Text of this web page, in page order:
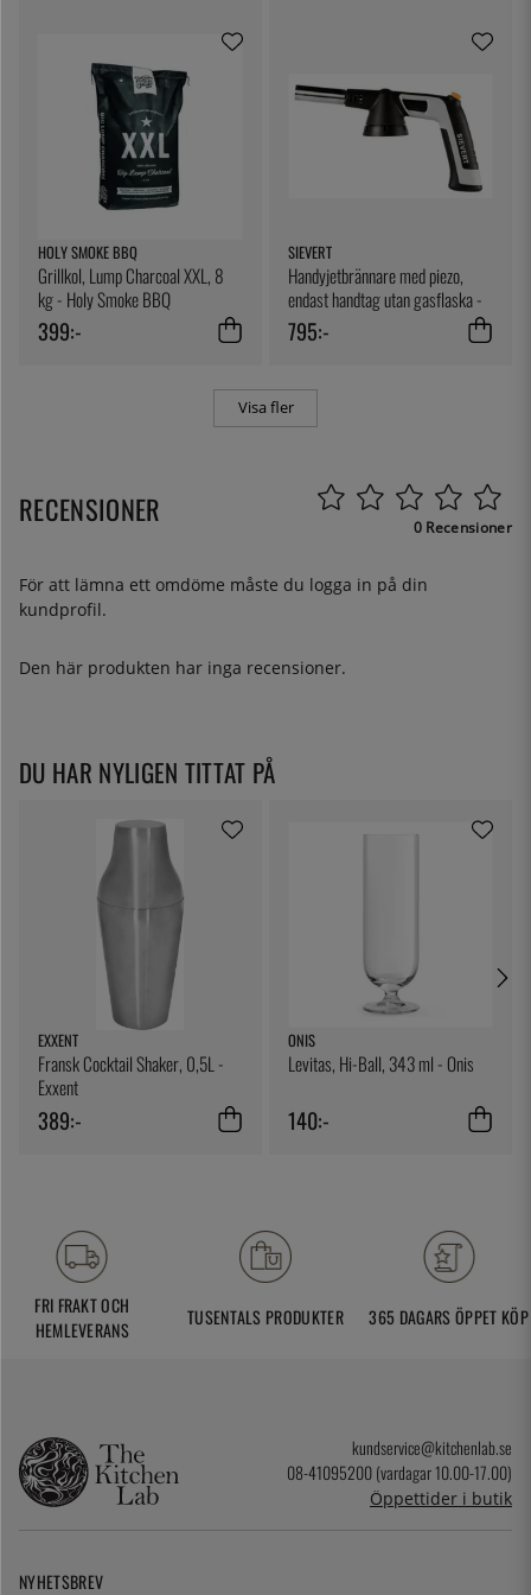
HOLY SMOKE BBQ
Grillkol, Lump Charcoal XXL, 8
kg - Holy Smoke BBQ
399:-
SIEVERT
Handyjetbrännare med piezo,
endast handtag utan gasflaska -
Sievert
795:-
Visa fler
RECENSIONER 0 Recensioner
För att lämna ett omdöme måste du logga in på din
kundprofil.
Den här produkten har inga recensioner.
DU HAR NYLIGEN TITTAT PÅ
EXXENT
Fransk Cocktail Shaker, 0,5L -
Exxent
389:-
ONIS
Levitas, Hi-Ball, 343 ml - Onis
140:-
FRI FRAKT OCH
HEMLEVERANS
TUSENTALS PRODUKTER 365 DAGARS ÖPPET KÖP
kundservice@kitchenlab.se
08-41095200 (vardagar 10.00-17.00)
Öppettider i butik
NYHETSBREV